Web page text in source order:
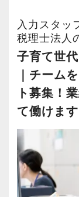
■ 採用で大
経験や知識
・素直に学
・努力を継
未経験でも
ただし、「
自ら吸収し
入力スタッ
税理士法人
子育て世
｜チーム
ト募集！
て働けます